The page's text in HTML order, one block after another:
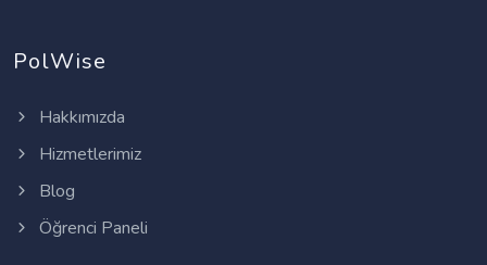
PolWise
Hakkımızda
Hizmetlerimiz
Blog
Öğrenci Paneli